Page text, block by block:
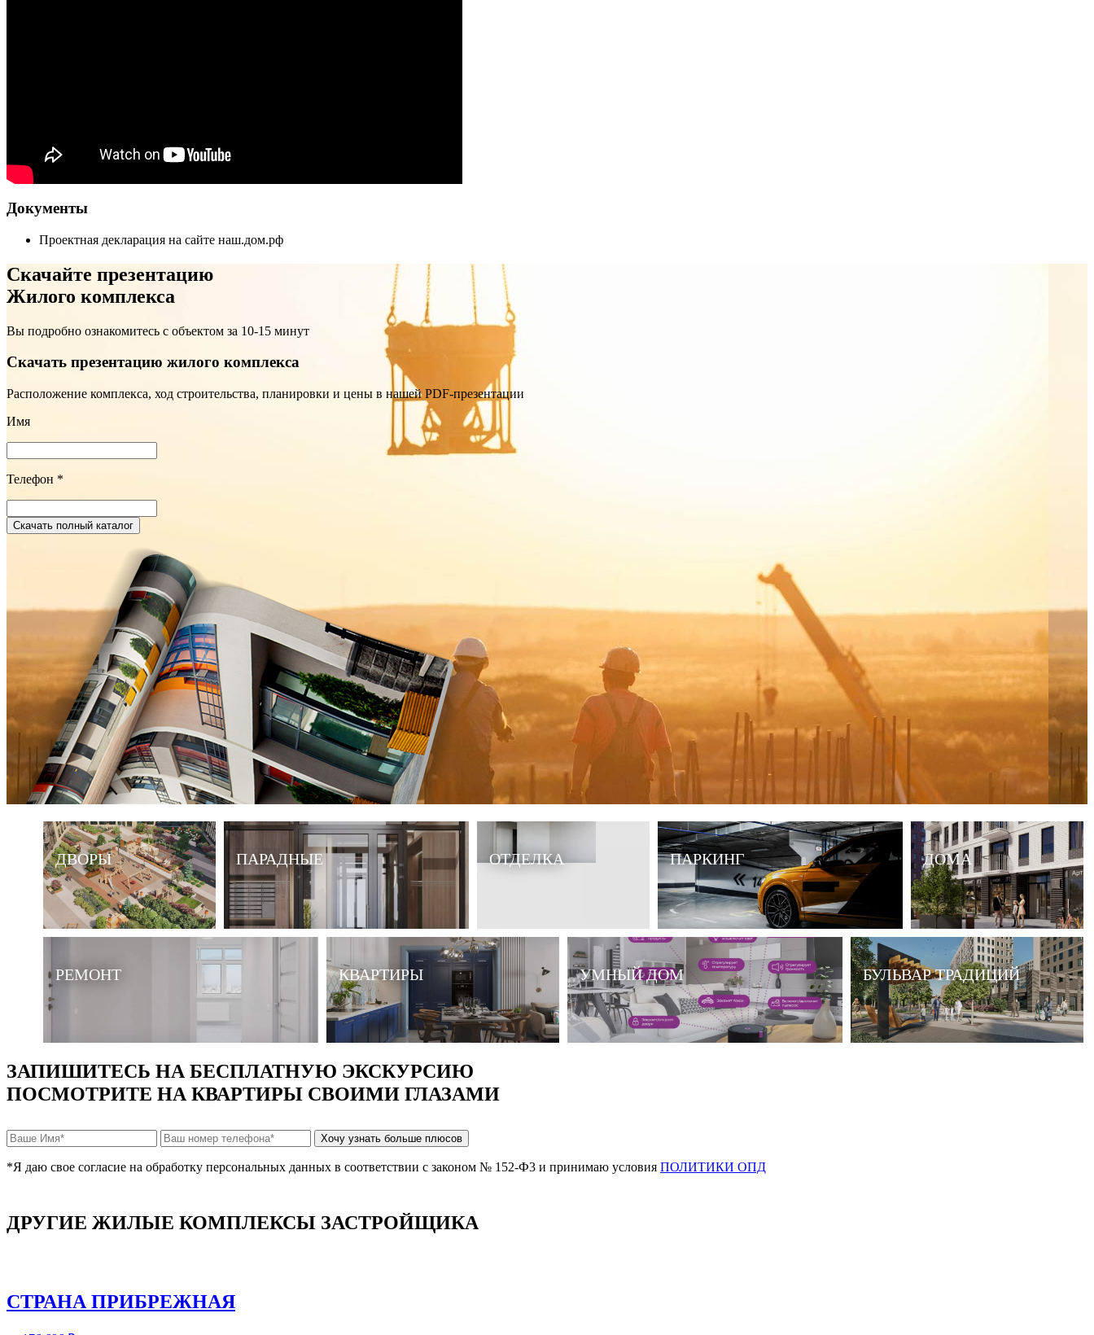
Документы
Проектная декларация на сайте наш.дом.рф
Скачайте презентацию
Жилого комплекса
Вы подробно ознакомитесь с объектом за 10-15 минут
Скачать презентацию жилого комплекса
Расположение комплекса, ход строительства, планировки и цены в нашей PDF-презентации
Имя
Телефон *
ДВОРЫ ПАРАДНЫЕ ОТДЕЛКА ПАРКИНГ ДОМА
РЕМОНТ КВАРТИРЫ УМНЫЙ ДОМ БУЛЬВАР ТРАДИЦИЙ
ЗАПИШИТЕСЬ НА БЕСПЛАТНУЮ ЭКСКУРСИЮ
ПОСМОТРИТЕ НА КВАРТИРЫ СВОИМИ ГЛАЗАМИ
*Я даю свое согласие на обработку персональных данных в соответствии с законом № 152-Ф3 и принимаю условия ПОЛИТИКИ ОПД
ДРУГИЕ ЖИЛЫЕ КОМПЛЕКСЫ ЗАСТРОЙЩИКА
СТРАНА ПРИБРЕЖНАЯ